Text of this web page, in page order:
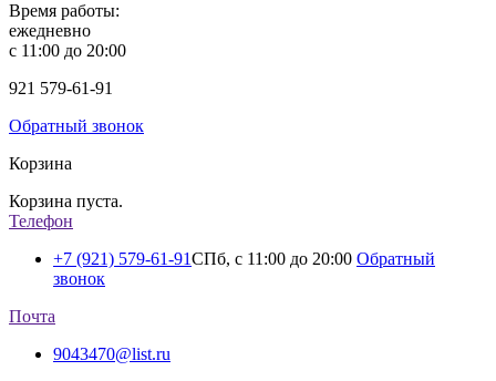
Время работы:
ежедневно
с 11:00 до 20:00
921 579-61-91
Обратный звонок
Корзина
Корзина пуста.
Телефон
+7 (921) 579-61-91СПб, с 11:00 до 20:00 Обратный
звонок
Почта
9043470@list.ru